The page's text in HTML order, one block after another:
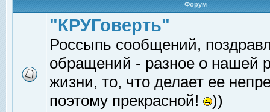
Форум
"КРУГоверть"
Россыпь сообщений,
обращений - разное о нашей
жизни, то, что делает ее
поэтому прекрасной!
))